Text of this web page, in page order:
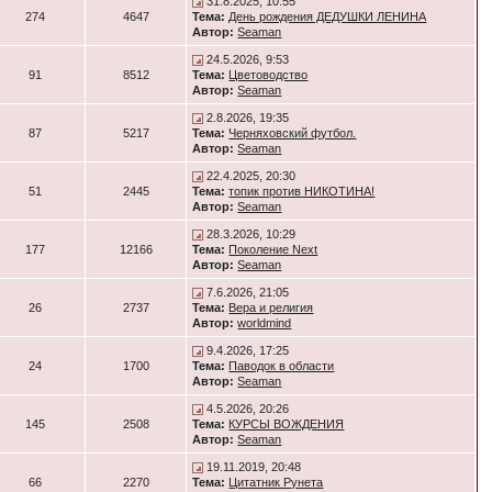
274 4647
Тема: День рождения ДЕДУШКИ ЛЕНИНА
Автор: Seaman
91 8512
24.5.2026, 9:53
Тема: Цветоводство
Автор: Seaman
87 5217
2.8.2026, 19:35
Тема: Черняховский футбол.
Автор: Seaman
51 2445
22.4.2025, 20:30
Тема: топик против НИКОТИНА!
Автор: Seaman
177 12166
28.3.2026, 10:29
Тема: Поколение Next
Автор: Seaman
26 2737
7.6.2026, 21:05
Тема: Вера и религия
Автор: worldmind
24 1700
9.4.2026, 17:25
Тема: Паводок в области
Автор: Seaman
145 2508
4.5.2026, 20:26
Тема: КУРСЫ ВОЖДЕНИЯ
Автор: Seaman
66 2270
19.11.2019, 20:48
Тема: Цитатник Рунета